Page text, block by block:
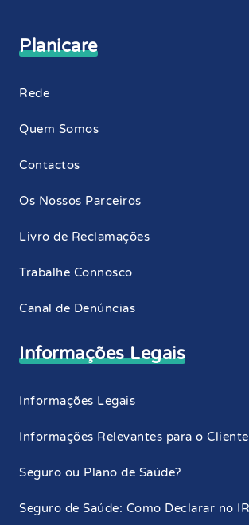
Planicare
Rede
Quem Somos
Contactos
Os Nossos Parceiros
Livro de Reclamações
Trabalhe Connosco
Canal de Denúncias
Informações Legais
Informações Legais
Informações Relevantes para o Cliente
Seguro ou Plano de Saúde?
Seguro de Saúde: Como Declarar no